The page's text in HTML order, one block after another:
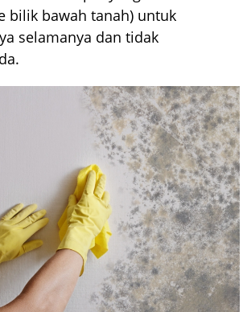
bilik bawah tanah) untuk
selamanya dan tidak